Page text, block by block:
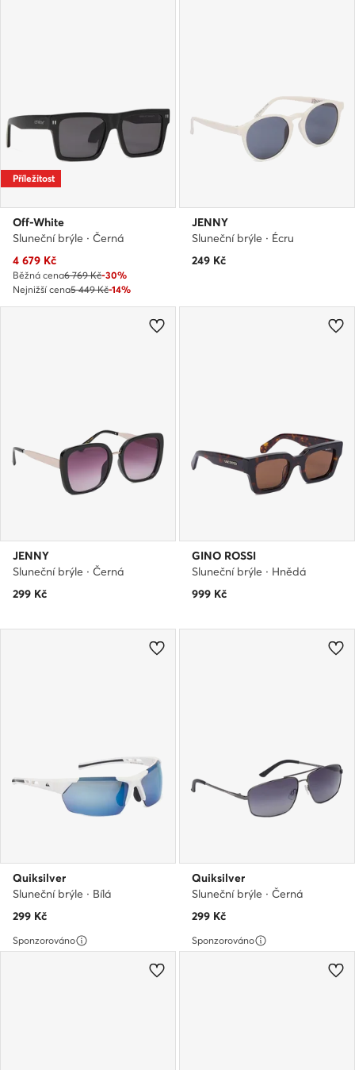
Příležitost
Off-White
Sluneční brýle · Černá
Aktuální cena
4 679 Kč
Běžná cena6 769 Kč-30%
Nejnižší cena5 449 Kč-14%
JENNY
Sluneční brýle · Écru
249 Kč
JENNY
Sluneční brýle · Černá
299 Kč
GINO ROSSI
Sluneční brýle · Hnědá
999 Kč
Quiksilver
Sluneční brýle · Bílá
299 Kč
Quiksilver
Sluneční brýle · Černá
299 Kč
Sponzorováno Sponzorováno